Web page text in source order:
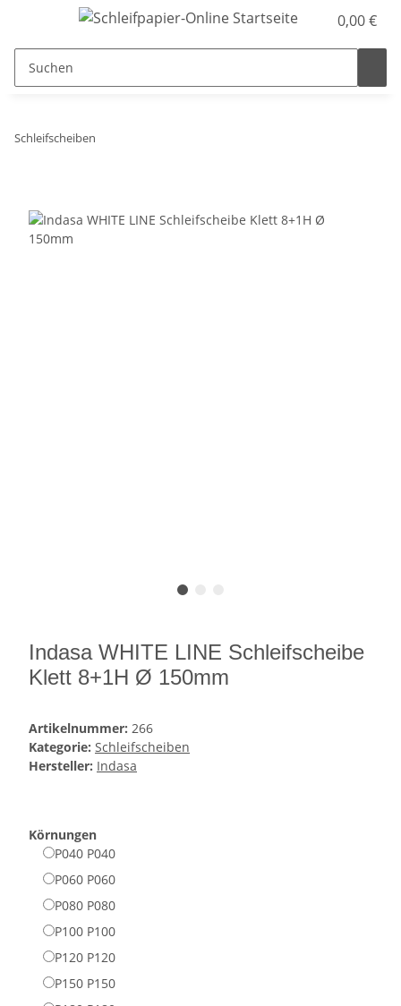
0,00 €
Schleifscheiben
Indasa WHITE LINE Schleifscheibe
Klett 8+1H Ø 150mm
Artikelnummer: 266
Kategorie: Schleifscheiben
Hersteller: Indasa
Körnungen
P040 P040
P060 P060
P080 P080
P100 P100
P120 P120
P150 P150